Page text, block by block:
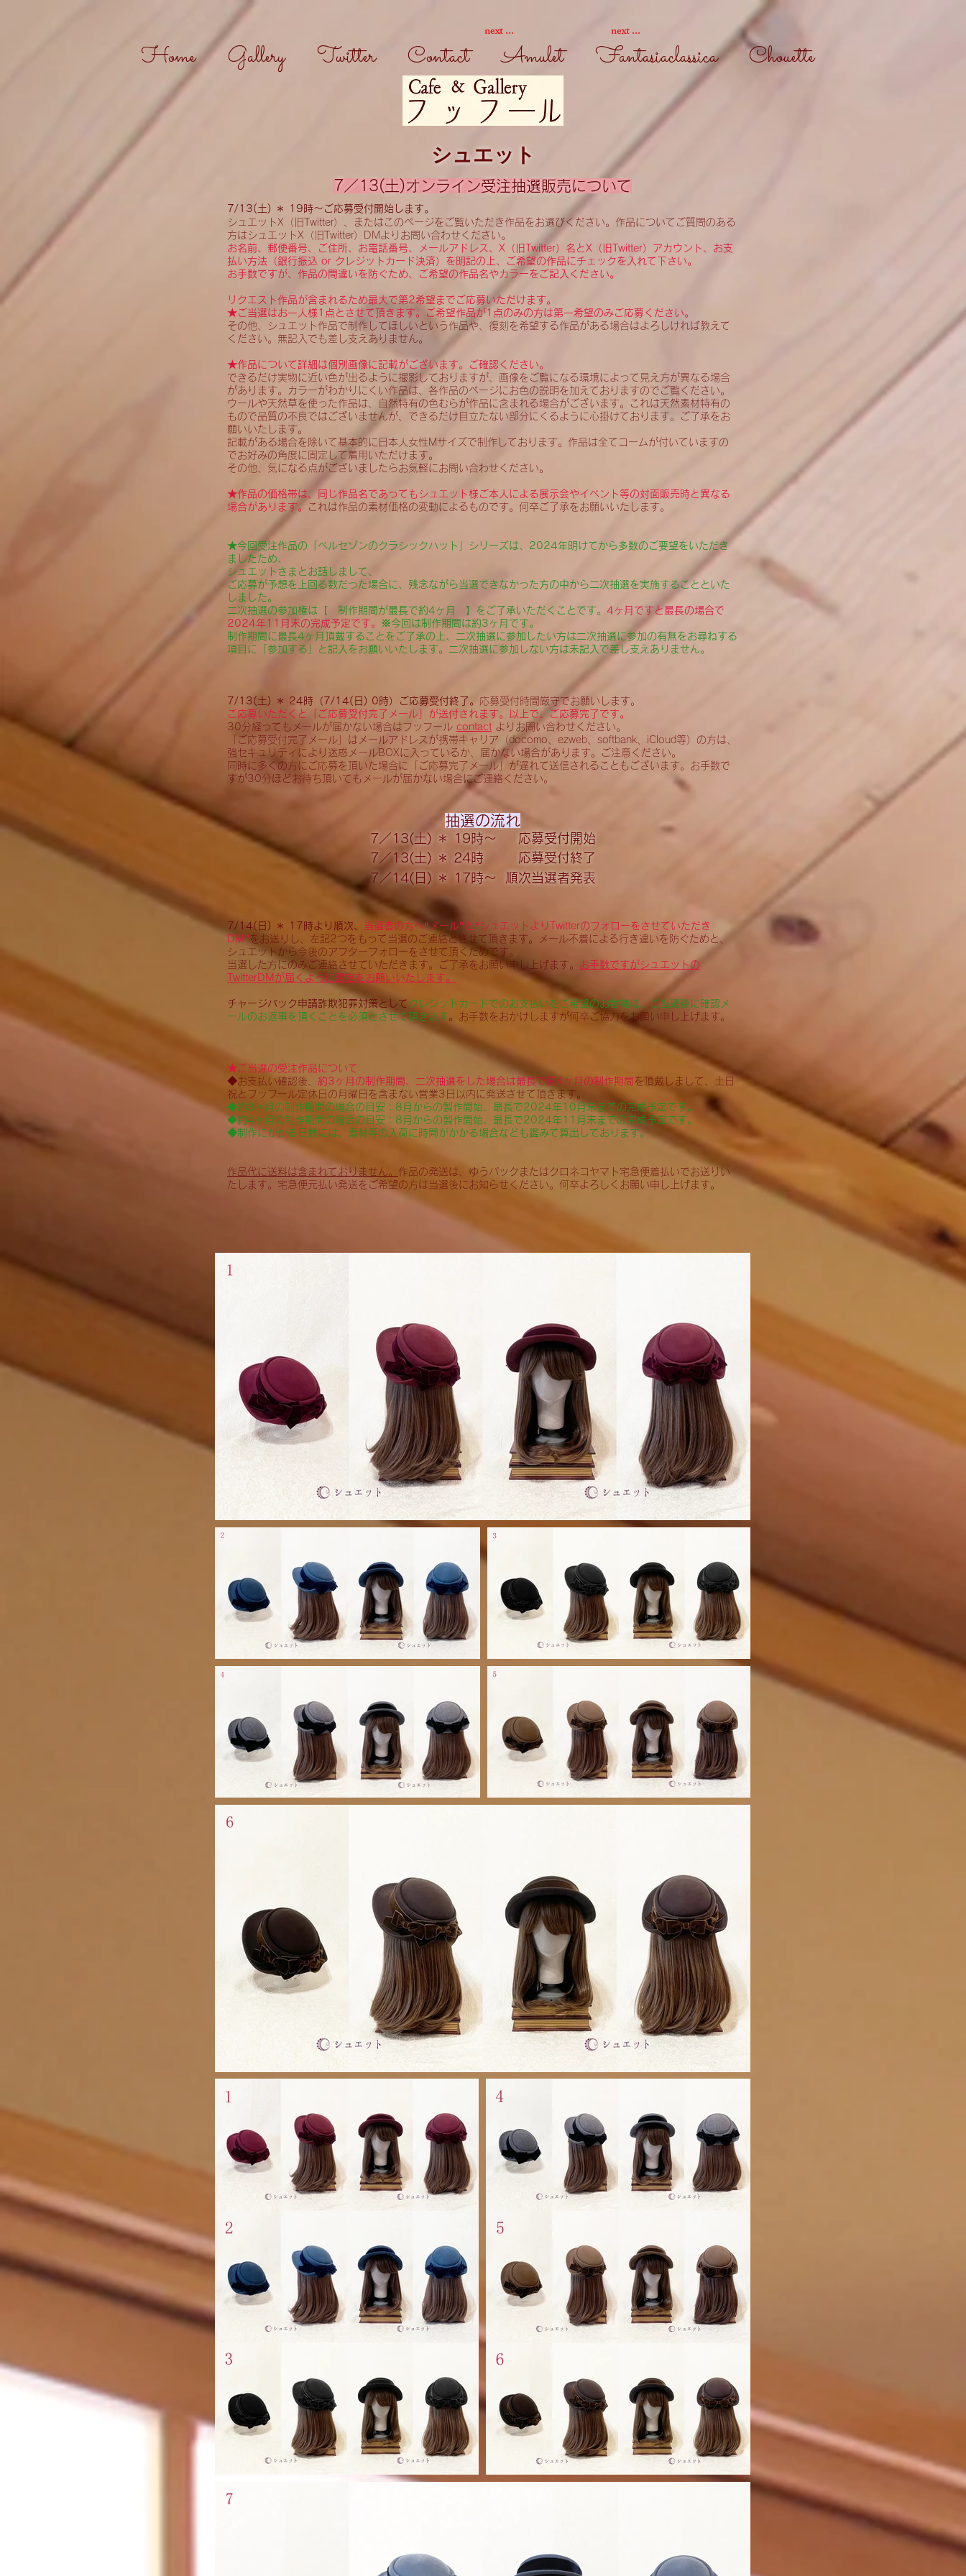
next ... next ...
Home Gallery Twitter Contact Amulet Fantasiaclassica Chouette
シュエット
7／13(土)オンライン受注抽選販売について
7/13(土) ＊ 19 時～ご応募受付開始します。
シュエットX（旧Twitter）、またはこのページをご覧いただき作品をお選びください。 作品についてご質問のある
方はシュエットX（旧Twitter）DMよりお問い合わせください。
お名前、郵便番号、ご住所、お電話番号、メールアドレス、X（旧Twitter）名とX（旧Twitter）アカウント、お支
払い方法（銀行振込 or クレジットカード決済）を明記の上、ご希望の作品にチェックを入れて下さい。
お手数ですが、作品の間違いを防ぐため、ご希望の作品名やカラーをご記入ください。
リクエスト作品が含まれるため最大で第2希望までご応募いただけます。
★ご当選はお一人様1点とさせて頂きます。ご希望作品が1点のみの方は第一希望のみご応募ください。
その他、シュエット作品で制作してほしいという作品や、復刻を希望する作品がある場合はよろしければ教えて
ください。無記入でも差し支えありません。
★作品について詳細は個別画像に記載がございます。ご確認ください。
できるだけ実物に近い色が出るように撮影しておりますが、画像をご覧になる環境によって見え方が異なる場合
があります。カラーがわかりにくい作品は、各作品のページにお色の説明を加えておりますのでご覧ください。
ウールや天然草を使った作品は、自然特有の色むらが作品に含まれる場合がございます。これは天然素材特有の
もので品質の不良ではございませんが、できるだけ目立たない部分にくるように心掛けております。ご了承をお
願いいたします。
記載がある場合を除いて基本的に日本人女性Mサイズで制作しております。作品は全てコームが付いていますの
でお好みの角度に固定して着用いただけます。
その他、気になる点がございましたらお気軽にお問い合わせください。
★作品の価格帯は、同じ作品名であってもシュエット様ご本人による展示会やイベント等の対面販売時と異なる
場合があります。 これは作品の素材価格の変動によるものです。何卒ご了承をお願いいたします。
★今回受注作品の「ベルセゾンのクラシックハット」シリーズは、 2024年明けてから多数のご要望をいただき
ましたため、
シュエットさまとお話しまして、
ご応募が予想を上回る数だった場合に、残念ながら当選できなかった方の中から二次抽選を実施することといた
しました。
二次抽選の参加権は【 制作期間が最長で約4ヶ月 】をご了承いただくことです。 4ヶ月ですと最長の場合で
2024年11月末の完成予定です。
※今回は制作期間は約3ヶ月です。
制作期間に最長4ヶ月頂戴することをご了承の上、二次抽選に参加したい方は二次抽選に参加の有無をお尋ねする
項目に「参加する」と記入をお願いいたします。二次抽選に参加しない方は未記入で差し支えありません。
7/13(土) ＊ 24時（7 /14(日) 0時）ご応募受付終了。
応募受付時間厳守でお願いします。
ご応募いただくと「ご応募受付完了メール」が送付されます。以上で、ご応募完了です。
30分経ってもメールが届かない場合は​フッフール contact よりお問い合わせください。
「ご応募受付完了 メール」はメールアドレスが携帯キャリア（docomo、ezweb、softbank、iCloud等）の方は、
強セキュリティにより迷惑メールBOXに入っているか、届かない場合があります。ご注意ください。
同時に多くの方にご応募を頂いた場合に「ご応募完了メール」が遅れて送信されることもございます。お手数で
すが30分ほどお待ち頂いてもメールが届かない場合にご連絡ください。
抽選の流れ
7／13(土) ＊ 19時～ 応募受付開始
7／13(土) ＊ 24時 応募受付終了
7／14(日) ＊ 17時～ 順次当選者発表
7/14(日) ＊ 17時より順次、 当選者の方へ“メール”と“シュエットよりTwitterのフォローをさせていただき
DM” をお送りし、左記2つをもって当選のご連絡とさせて頂きます。メール不着による行き違いを防ぐためと、
シュエットから今後のアフターフォローをさせて頂くためです。
当選した方にのみご連絡させていただきます。ご了承をお願い申し上げます。 お手数ですがシュエットの
TwitterDMが届くように設定をお願いいたします。
チャージバック申請詐欺犯罪対策として クレジットカードでのお支払いをご希望のお客様は、ご当選後に確認メ
ールのお返事を頂くことを必須とさせて頂きます。 お手数をおかけしますが何卒ご協力をお願い申し上げます。
★ご当選の受注作品について
◆お支払い確認後、 約3ヶ月の制作期間、二次抽選をした場合は最長で約4ヶ月の制作期間 を頂戴しまして、土日
祝とフッフール定休日の月曜日を含まない営業3日以内に発送させて頂きます。
◆約3ヶ月の制作期間の場合の目安：8月からの製作開始、最長で2024年10月末までの完成予定です。
◆約4ヶ月の制作期間の場合の目安：8月からの製作開始、最長で2024年11月末までの完成予定です。
◆制作にかかる日数には、素材等の入荷に時間がかかる場合なども鑑みて算出しております。
作品代に送料は含まれておりません。 作品の発送は、ゆうパックまたはクロネコヤマト宅急便着払いでお送りい
たします。宅急便元払い発送をご希望の方は当選後にお知らせください。何卒よろしくお願い申し上げます。